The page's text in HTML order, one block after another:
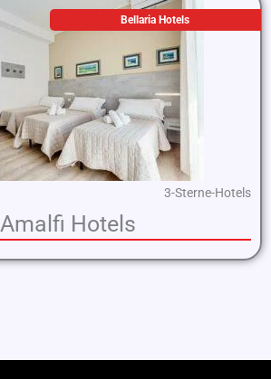
Bellaria Hotels
3-Sterne-Hotels
Amalfi Hotels